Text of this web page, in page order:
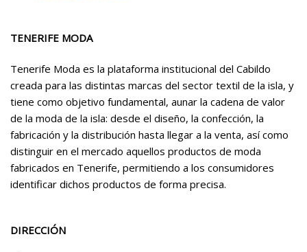
TENERIFE MODA
Tenerife Moda es la plataforma institucional del Cabildo
creada para las distintas marcas del sector textil de la isla, y
tiene como objetivo fundamental, aunar la cadena de valor
de la moda de la isla: desde el diseño, la confección, la
fabricación y la distribución hasta llegar a la venta, así como
distinguir en el mercado aquellos productos de moda
fabricados en Tenerife, permitiendo a los consumidores
identificar dichos productos de forma precisa.
DIRECCIÓN